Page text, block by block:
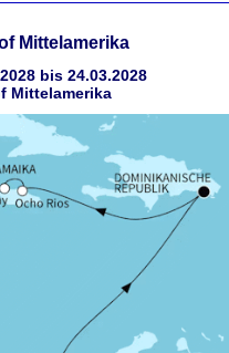
Mittelamerika
bis 24.03.2028
Mittelamerika